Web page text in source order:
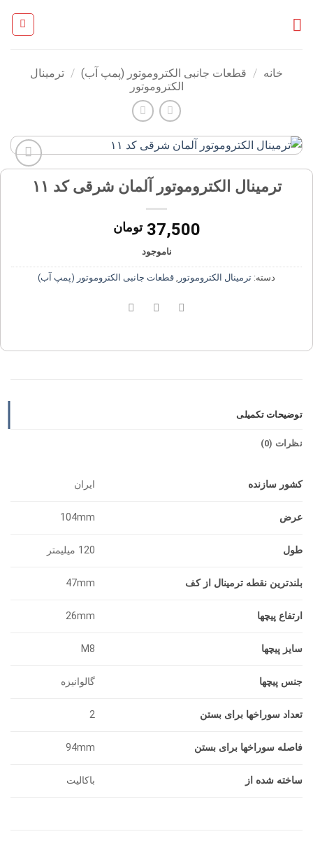
خانه / قطعات جانبی الکتروموتور (پمپ آب) / ترمینال
الکتروموتور
افزودن
به
ترمینال الکتروموتور آلمان شرقی کد ۱۱
37,500 تومان
ناموجود
دسته: ترمینال الکتروموتور قطعات جانبی الکتروموتور (پمپ آب)
توضیحات تکمیلی
نظرات (0)
کشور سازنده ایران
عرض 104mm
طول 120 میلیمتر
بلندترین نقطه ترمینال از کف 47mm
ارتفاع پیچها 26mm
سایز پیچها M8
جنس پیچها گالوانیزه
تعداد سوراخها برای بستن 2
فاصله سوراخها برای بستن 94mm
ساخته شده از باکالیت